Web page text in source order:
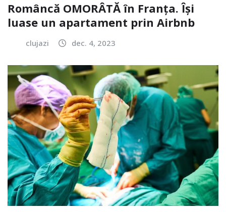
Româncă OMORÂTĂ în Franța. Își
luase un apartament prin Airbnb
clujazi dec. 4, 2023